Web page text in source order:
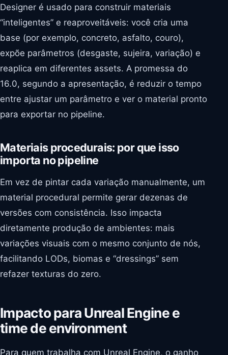
Designer é usado para construir materiais
“inteligentes” e reaproveitáveis: você cria uma
base (por exemplo, concreto, asfalto, couro),
expõe parâmetros (desgaste, sujeira, variação) e
reaplica em diferentes assets. A promessa do
16.0, segundo a apresentação, é reduzir o tempo
entre ajustar um parâmetro e ver o material pronto
para exportar no pipeline.
Materiais procedurais: por que isso
importa no pipeline
Em vez de pintar cada variação manualmente, um
material procedural permite gerar dezenas de
versões com consistência. Isso impacta
diretamente produção de ambientes: mais
variações visuais com o mesmo conjunto de nós,
facilitando LODs, biomas e “dressings” sem
refazer texturas do zero.
Impacto para Unreal Engine e
time de environment
Para quem trabalha com Unreal Engine, o ganho